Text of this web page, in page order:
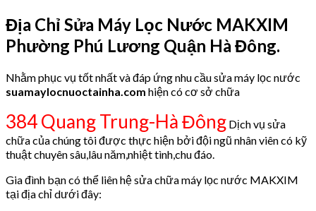
Địa Chỉ Sửa Máy Lọc Nước MAKXIM
Phường Phú Lương Quận Hà Đông.
Nhằm phục vụ tốt nhất và đáp ứng nhu cầu sửa máy lọc nước
suamaylocnuoctainha.com hiện có cơ sở chữa
384 Quang Trung-Hà Đông Dịch vụ sửa
chữa của chúng tôi được thực hiện bởi đội ngũ nhân viên có kỹ
thuật chuyên sâu,lâu năm,nhiệt tình,chu đáo.
Gia đình bạn có thể liên hệ sửa chữa máy lọc nước MAKXIM
tại địa chỉ dưới đây: